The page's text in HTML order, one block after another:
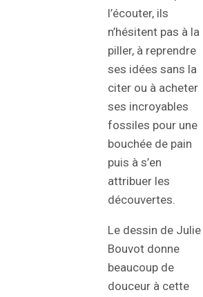
l’écouter, ils
n’hésitent pas à la
piller, à reprendre
ses idées sans la
citer ou à acheter
ses incroyables
fossiles pour une
bouchée de pain
puis à s’en
attribuer les
découvertes.
Le dessin de Julie
Bouvot donne
beaucoup de
douceur à cette